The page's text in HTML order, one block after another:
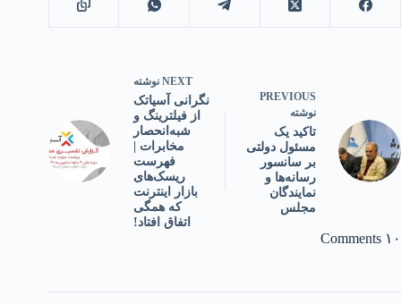
PREVIOUS
نوشته
تاکید یک
مسئول دولتی
بر سانسور
رسانه‌ها و
نمایندگان
مجلس
NEXT نوشته
نگرانی آسیاتک
از فیلترینگ و
شبه‌انحصار
مخابرات |
فهرست
ریسک‌های
بازار اینترنت
که همگی
اتفاق افتاد!
۱۰ Comments